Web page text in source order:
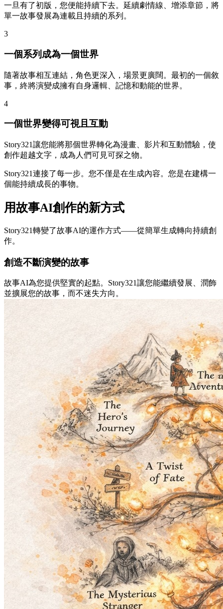
一旦有了初版，您便能持續下去。延續劇情線、增添章節，將
單一故事發展為連載且持續的系列。
3
一個系列成為一個世界
隨著故事相互連結，角色更深入，場景更廣闊。最初的一個敘
事，終將演變成擁有自身邏輯、記憶和動能的世界。
4
一個世界變得可視且互動
Story321讓您能將那個世界轉化為漫畫、影片和互動體驗，使
創作超越文字，成為人們可見可探之物。
Story321連接了每一步。您不僅是在生成內容。您是在建構一
個能持續成長的事物。
用故事AI創作的新方式
Story321轉變了故事AI的運作方式——從簡單生成轉向持續創
作。
創造不斷演變的故事
故事AI為您提供堅實的起點。Story321讓您能繼續發展、潤飾
並擴展您的故事，而不迷失方向。